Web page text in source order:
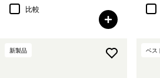
比較
新製品 ベス